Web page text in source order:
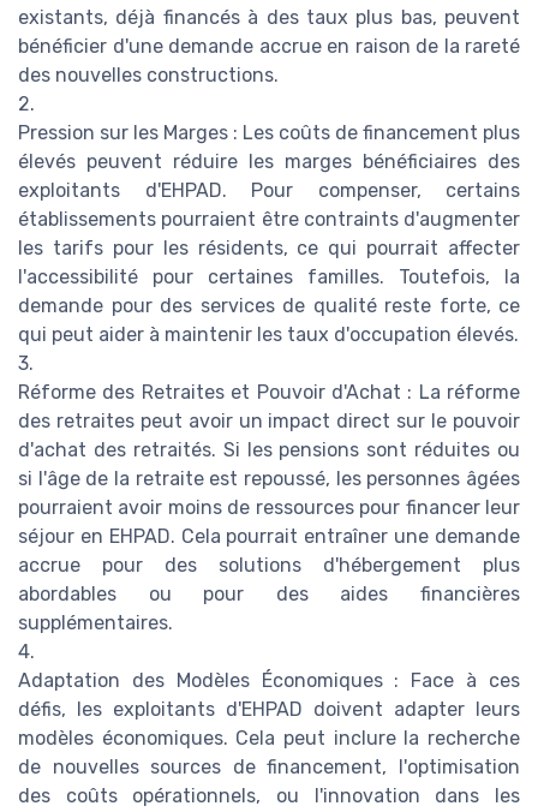
existants, déjà financés à des taux plus bas, peuvent
bénéficier d'une demande accrue en raison de la rareté
des nouvelles constructions.
2.
Pression sur les Marges : Les coûts de financement plus
élevés peuvent réduire les marges bénéficiaires des
exploitants d'EHPAD. Pour compenser, certains
établissements pourraient être contraints d'augmenter
les tarifs pour les résidents, ce qui pourrait affecter
l'accessibilité pour certaines familles. Toutefois, la
demande pour des services de qualité reste forte, ce
qui peut aider à maintenir les taux d'occupation élevés.
3.
Réforme des Retraites et Pouvoir d'Achat : La réforme
des retraites peut avoir un impact direct sur le pouvoir
d'achat des retraités. Si les pensions sont réduites ou
si l'âge de la retraite est repoussé, les personnes âgées
pourraient avoir moins de ressources pour financer leur
séjour en EHPAD. Cela pourrait entraîner une demande
accrue pour des solutions d'hébergement plus
abordables ou pour des aides financières
supplémentaires.
4.
Adaptation des Modèles Économiques : Face à ces
défis, les exploitants d'EHPAD doivent adapter leurs
modèles économiques. Cela peut inclure la recherche
de nouvelles sources de financement, l'optimisation
des coûts opérationnels, ou l'innovation dans les